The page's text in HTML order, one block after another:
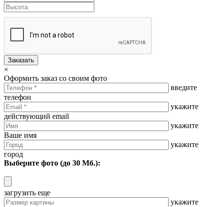
Заказать
×
Оформить заказ со своим фото
введите
телефон
укажите
действующий email
укажите
Ваше имя
укажите
город
Выберите фото (до 30 Мб.):
загрузить еще
укажите